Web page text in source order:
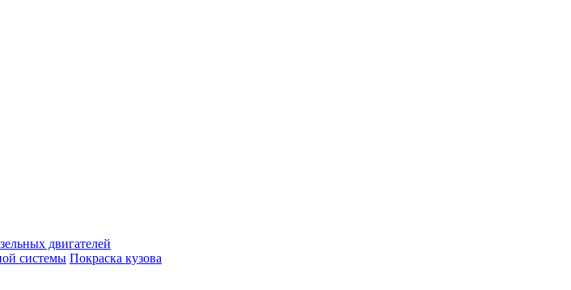
двигателей
системы Покраска кузова